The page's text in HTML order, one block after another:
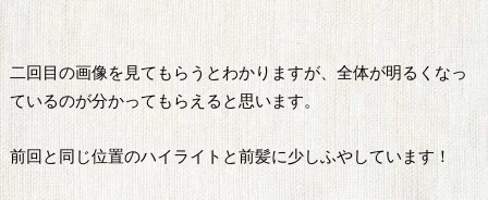
二回目の画像を見てもらうとわかりますが、全体が明るくなっ
ているのが分かってもらえると思います。
前回と同じ位置のハイライトと前髪に少しふやしています！